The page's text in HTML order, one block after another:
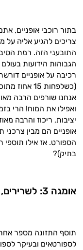
בתור רוכבי אופניים,
צריכים להגיע אליה על
התובעני הזה. רמת
הגבוהות הידועות
רכיבה על אופניים
(כשלפחות
אנחנו שורפים הרבה
ואפילו את המוח! הרי
יציבות, ריכוז והרבה
אופניים הם מבין צרכני
הספורט. אז אילו תוספי
בתיק)?
אומגה 3: לשרירים, לחיטוב ולמוח
תוסף התזונה מספר
לספורטאים ובעיקר